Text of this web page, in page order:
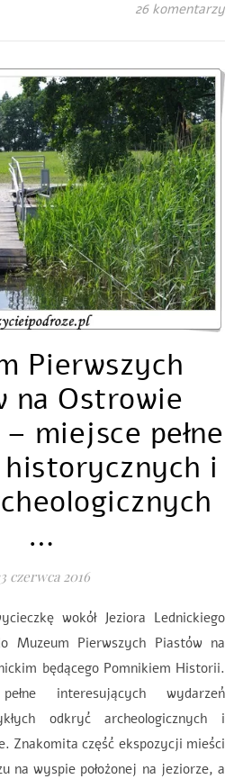
26 komentarzy
Pierwszych
na Ostrowie
miejsce pełne
i
…
czerwca 2016
wokół Jeziora Lednickiego
Muzeum Pierwszych Piastów na
będącego Pomnikiem Historii.
interesujących wydarzeń
odkryć archeologicznych i
Znakomita część ekspozycji mieści
na wyspie położonej na jeziorze, a